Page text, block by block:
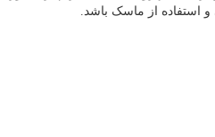
استفاده از ماسک باشد.